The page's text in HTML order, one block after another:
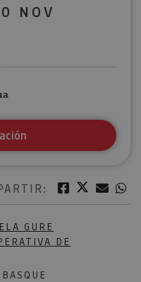
Facebook
Twitter
GURE
DE
NOV